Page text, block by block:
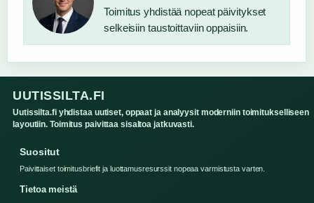
Toimitus yhdistää nopeat päivitykset
selkeisiin taustoittaviin oppaisiin.
UUTISSILTA.FI
Uutissilta.fi yhdistaa uutiset, oppaat ja analyysit moderniin toimitukselliseen
layoutiin. Toimitus paivittaa sisaltoa jatkuvasti.
Suositut
Paivittaiset toimitusbriefit ja luottamusresurssit nopeaa varmistusta varten.
Tietoa meistä